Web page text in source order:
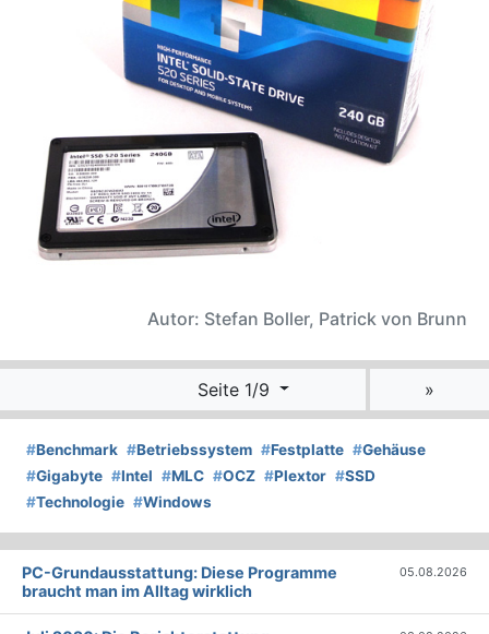
Autor: Stefan Boller, Patrick von Brunn
Seite 1/9 »
#Benchmark #Betriebssystem #Festplatte #Gehäuse
#Gigabyte #Intel #MLC #OCZ #Plextor #SSD
#Technologie #Windows
PC-Grundausstattung: Diese Programme
braucht man im Alltag wirklich
05.08.2026